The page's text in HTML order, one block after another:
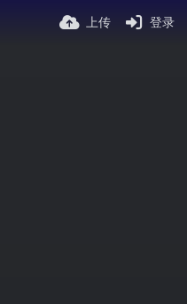
上传 登录